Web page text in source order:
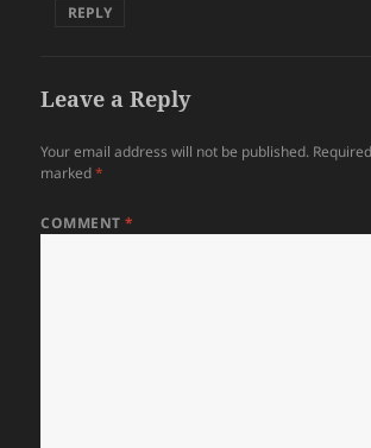
REPLY
Leave a Reply
Your email address will not be published.
marked*
COMMENT*